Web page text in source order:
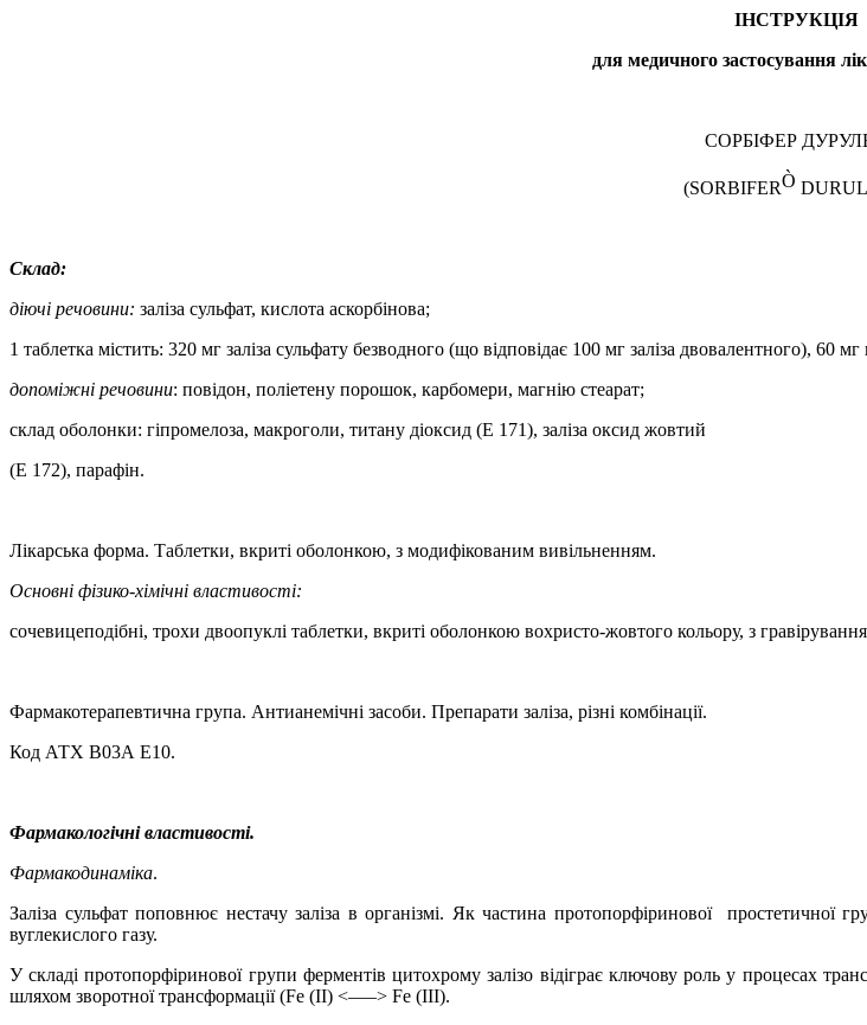
ІНСТРУКЦІЯ
для медичного застосування
СОРБІФЕР
(SORBIFERÒ
Склад:
діючі речовини: заліза сульфат, кислота аскорбінова;
1 таблетка містить: 320 мг заліза сульфату безводного (що відповідає 100 мг заліза двовалентного), 60 мг
допоміжні речовини: повідон, поліетену порошок, карбомери, магнію стеарат;
склад оболонки: гіпромелоза, макроголи, титану діоксид (Е 171), заліза оксид жовтий
(Е 172), парафін.
Лікарська форма. Таблетки, вкриті оболонкою, з модифікованим вивільненням.
Основні фізико-хімічні властивості:
cочевицеподібні, трохи двоопуклі таблетки, вкриті оболонкою вохристо-жовтого кольору, з
Фармакотерапевтична група. Антианемічні засоби. Препарати заліза, різні комбінації.
Код АТХ В03А Е10.
Фармакологічні властивості.
Фармакодинаміка.
Заліза сульфат поповнює нестачу заліза в організмі. Як частина протопорфіринової
простетичної
вуглекислого газу.
У складі протопорфіринової групи ферментів цитохрому залізо відіграє ключову роль у процесах
шляхом зворотної трансформації (Fe (II) <–––> Fe (III).